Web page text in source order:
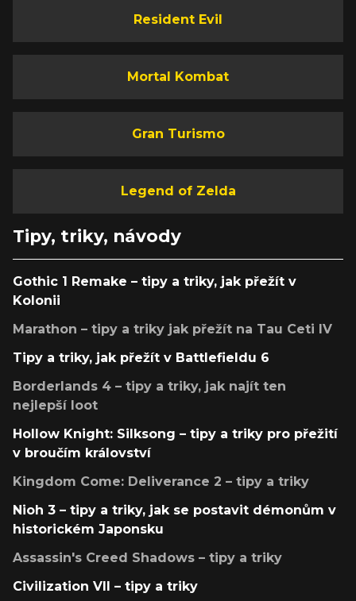
Resident Evil
Mortal Kombat
Gran Turismo
Legend of Zelda
Tipy, triky, návody
Gothic 1 Remake – tipy a triky, jak přežít v
Kolonii
Marathon – tipy a triky jak přežít na Tau Ceti IV
Tipy a triky, jak přežít v Battlefieldu 6
Borderlands 4 – tipy a triky, jak najít ten
nejlepší loot
Hollow Knight: Silksong – tipy a triky pro přežití
v broučím království
Kingdom Come: Deliverance 2 – tipy a triky
Nioh 3 – tipy a triky, jak se postavit démonům v
historickém Japonsku
Assassin's Creed Shadows – tipy a triky
Civilization VII – tipy a triky